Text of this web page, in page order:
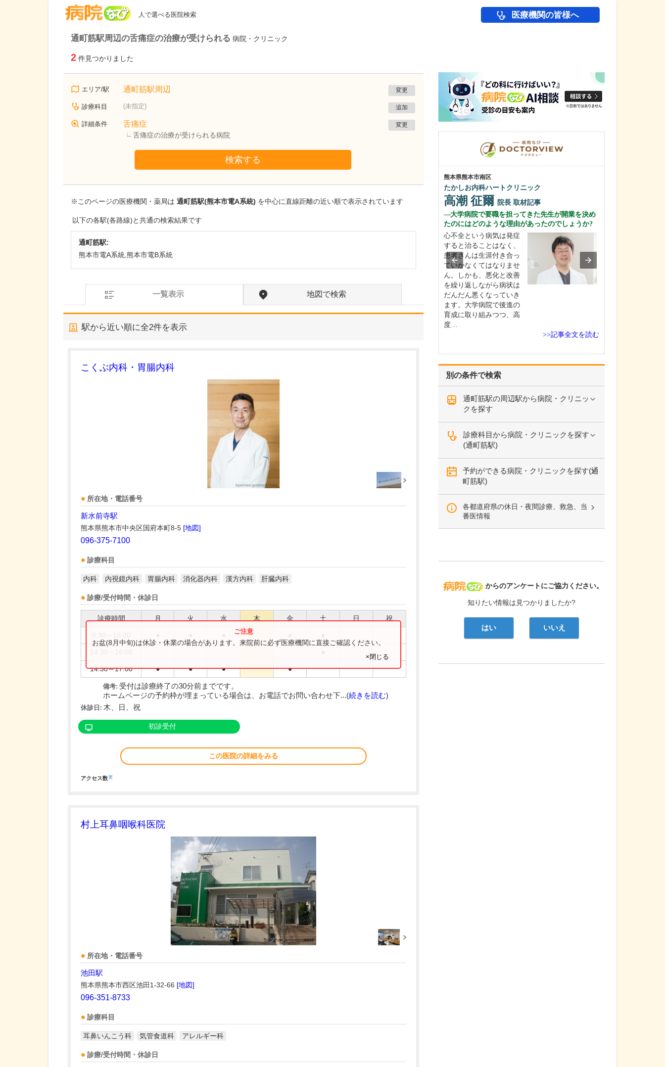
人で選べる医院検索 医療機関の皆様へ
通町筋駅周辺の舌痛症の治療が受けられる 病院・クリニック
2 件見つかりました
エリア/駅 通町筋駅周辺 変更
診療科目 (未指定) 追加
詳細条件 舌痛症
舌痛症の治療が受けられる病院
変更
検索する
※このページの医療機関・薬局は 通町筋駅(熊本市電A系統) を中心に直線距離の近い順で表示されています
以下の各駅(各路線)と共通の検索結果です
通町筋駅:
熊本市電A系統,熊本市電B系統
一覧表示 地図で検索
駅から近い順に全2件を表示
こくぶ内科・胃腸内科
所在地・電話番号
新水前寺駅
熊本県熊本市中央区国府本町8-5 [地図]
096-375-7100
診療科目
内科 内視鏡内科 胃腸内科 消化器内科 漢方内科 肝臓内科
診療/受付時間・休診日
診療時間 月 火 水 木 金 土 日 祝
14:30～17:00 ● ● ● ●
お盆(8月中旬)は休診・休業の場合があります。来院前に必ず医療機関に直接ご確認ください。
×閉じる
備考: 受付は診療終了の30分前までです。
ホームページの予約枠が埋まっている場合は、お電話でお問い合わせ下...(続きを読む)
休診日: 木、日、祝
初診受付
この医院の詳細をみる
アクセス数※
村上耳鼻咽喉科医院
所在地・電話番号
池田駅
熊本県熊本市西区池田1-32-66 [地図]
096-351-8733
診療科目
耳鼻いんこう科 気管食道科 アレルギー科
診療/受付時間・休診日
別の条件で検索
通町筋駅の周辺駅から病院・クリニッ
クを探す
診療科目から病院・クリニックを探す
(通町筋駅)
予約ができる病院・クリニックを探す(通
町筋駅)
各都道府県の休日・夜間診療、救急、当
番医情報
病院なび
からのアンケートにご協力ください。
知りたい情報は見つかりましたか?
はい いいえ
熊本県熊本市南区
たかしお内科ハートクリニック
高潮 征爾 院長 取材記事
大学病院で要職を担ってきた先生が開業を決め
たのにはどのような理由があったのでしょうか?
心不全という病気は発症
すると治ることはなく、
患者さんは生涯付き合っ
ていかなくてはなりませ
ん。しかも、悪化と改善
を繰り返しながら病状は
だんだん悪くなっていき
ます。大学病院で後進の
育成に取り組みつつ、高
度…
>>記事全文を読む
武蔵新城ブレストクリニック
國又 肇院長取材記事
しています。 来院される
患者さんの年齢は10歳未
満からご高齢の方まで幅
広くいらっしゃいま…